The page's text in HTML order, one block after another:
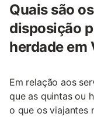
Quais são
disposição
herdade em
Em relação aos
que as quintas ou
o que os viajantes